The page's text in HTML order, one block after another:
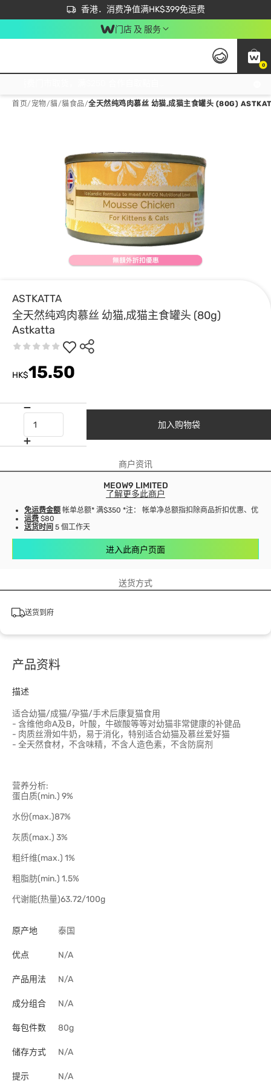
香港．消费净值满HK$399免运费
立即成为易赏钱会员尽享独家优惠
首次APP下单买满$450 输入 NEWAPP 即减$50
门店 及 服务
0
首页/ 宠物/貓/貓食品/全天然纯鸡肉慕丝 幼猫,成猫主食罐头 (80G)
ASTKATTA
全天然纯鸡肉慕丝 幼猫,成猫主食罐头 (80g)
Astkatta
HK$15.50
加入购物袋
商户资讯
MEOW9 LIMITED
了解更多此商户
免运费金额 帐单总额* 满$350 *注： 帐单净总额指扣除商品折扣优惠、优惠
运费 $80
送货时间 5 個工作天
进入此商户页面
送货方式
送货到府
产品资料
描述
适合幼猫/成猫/孕猫/手术后康复猫食用
- 含维他命A及B，叶酸，牛碳酸等等对幼猫非常健康的补健品
- 肉质丝滑如牛奶，易于消化，特别适合幼猫及慕丝爱好猫
- 全天然食材，不含味精，不含人造色素，不含防腐剂
营养分析:
蛋白质(min.) 9%
水份(max.)87%
灰质(max.) 3%
粗纤维(max.) 1%
粗脂肪(min.) 1.5%
代谢能(热量)63.72/100g
原产地 泰国
优点 N/A
产品用法 N/A
成分组合 N/A
每包件数 80g
储存方式 N/A
提示 N/A